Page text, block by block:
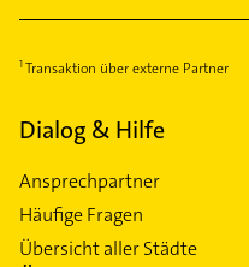
Transaktion über externe Partner
Dialog & Hilfe
Ansprechpartner
Häufige Fragen
Übersicht aller Städte